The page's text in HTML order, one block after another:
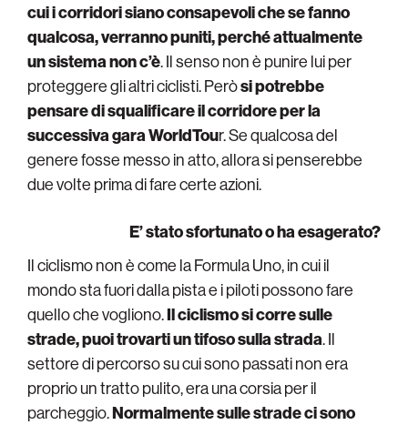
cui i corridori siano consapevoli che se fanno
qualcosa, verranno puniti, perché attualmente
un sistema non c’è. Il senso non è punire lui per
proteggere gli altri ciclisti. Peròsi potrebbe
pensare di squalificare il corridore per la
successiva gara WorldTour. Se qualcosa del
genere fosse messo in atto, allora si penserebbe
due volte prima di fare certe azioni.
E’ stato sfortunato o ha esagerato?
Il ciclismo non è come la Formula Uno, in cui il
mondo sta fuori dalla pista e i piloti possono fare
quello che vogliono.Il ciclismo si corre sulle
strade, puoi trovarti un tifoso sulla strada. Il
settore di percorso su cui sono passati non era
proprio un tratto pulito, era una corsia per il
parcheggio.Normalmente sulle strade ci sono